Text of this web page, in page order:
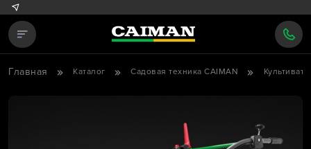
Главная Каталог Садовая техника CAIMAN